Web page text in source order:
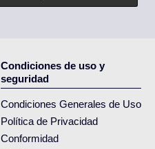
Condiciones de uso y
seguridad
Condiciones Generales de Uso
Política de Privacidad
Conformidad